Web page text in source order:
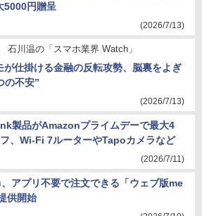
5000円贈呈
(2026/7/13)
石川温の「スマホ業界 Watch」
が仕掛ける金融の反転攻勢、脳裏をよぎ
の不安”
(2026/7/13)
製品がAmazonプライムデーで最大4
、Wi-Fi 7ルーターやTapoカメラなど
(2026/7/11)
アプリ不要で注文できる「ウェブ版me
供開始